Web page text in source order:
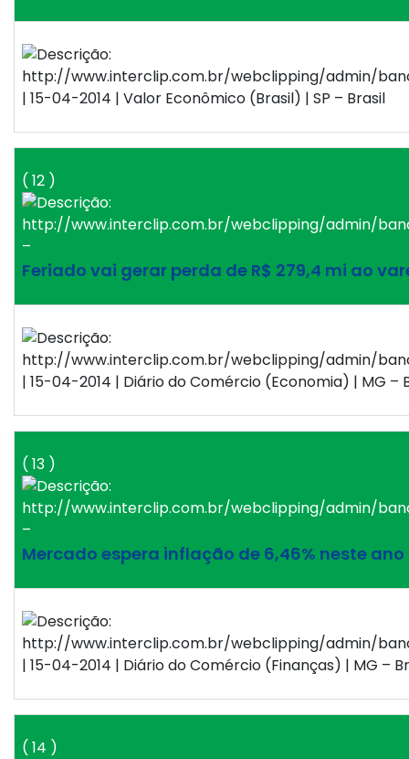
| 15-04-2014 | Valor Econômico (Brasil) | SP – Brasil
( 12 )
–
Feriado vai gerar perda de R$ 279,4 mi ao
| 15-04-2014 | Diário do Comércio (Economia) | MG –
( 13 )
–
Mercado espera inflação de 6,46% neste ano
| 15-04-2014 | Diário do Comércio (Finanças) | MG –
( 14 )